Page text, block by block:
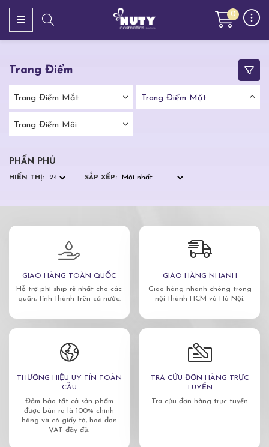
0
Trang Điểm
Trang Điểm Mắt Trang Điểm Mặt
Trang Điểm Môi
PHẤN PHỦ
HIỂN THỊ: SẮP XẾP:
GIAO HÀNG TOÀN QUỐC
Hỗ trợ phí ship rẻ nhất cho các
quận, tỉnh thành trên cả nước.
GIAO HÀNG NHANH
Giao hàng nhanh chóng trong
nội thành HCM và Hà Nội.
THƯƠNG HIỆU UY TÍN TOÀN
CẦU
Đảm bảo tất cả sản phẩm
được bán ra là 100% chính
hãng và có giấy tờ, hoá đơn
VAT đầy đủ.
TRA CỨU ĐƠN HÀNG TRỰC
TUYẾN
Tra cứu đơn hàng trực tuyến